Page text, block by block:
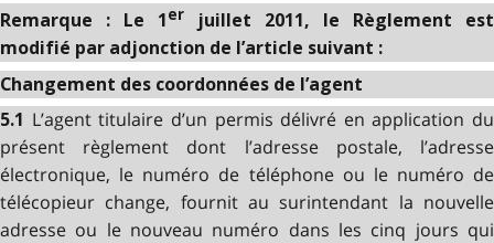
Remarque : Le 1 er
juillet 2011, le Règlement est
modifié par adjonction de l’article suivant :
Changement des coordonnées de l’agent
5.1 L’agent titulaire d’un permis délivré en application du
présent règlement dont l’adresse postale, l’adresse
électronique, le numéro de téléphone ou le numéro de
télécopieur change, fournit au surintendant la nouvelle
adresse ou le nouveau numéro dans les cinq jours qui